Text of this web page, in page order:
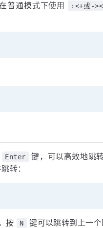
普通模式下使用 :<+或-
Enter
键，可以高效地跳
转：
按 N 键可以跳转到上一个